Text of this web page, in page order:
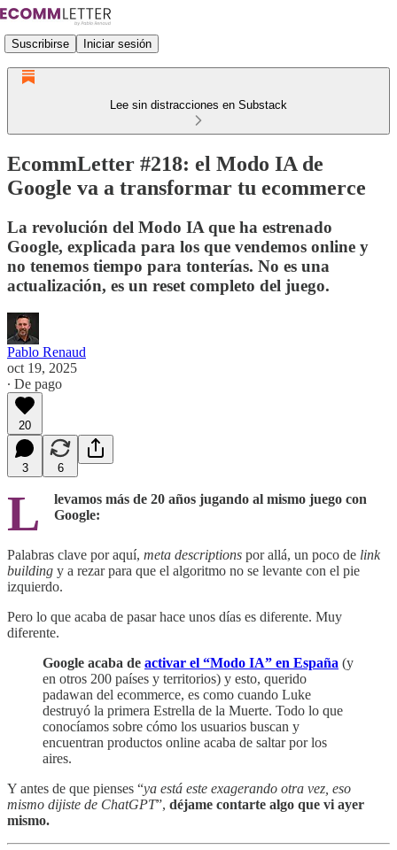
Suscribirse Iniciar sesión
Lee sin distracciones en Substack
EcommLetter #218: el Modo IA de
Google va a transformar tu ecommerce
La revolución del Modo IA que ha estrenado
Google, explicada para los que vendemos online y
no tenemos tiempo para tonterías. No es una
actualización, es un reset completo del juego.
Pablo Renaud
oct 19, 2025
∙ De pago
20
3 6
L
levamos más de 20 años jugando al mismo juego con
Google:
Palabras clave por aquí, meta descriptions por allá, un poco de link
building y a rezar para que el algoritmo no se levante con el pie
izquierdo.
Pero lo que acaba de pasar hace unos días es diferente. Muy
diferente.
Google acaba de activar el “Modo IA” en España (y
en otros 200 países y territorios) y esto, querido
padawan del ecommerce, es como cuando Luke
destruyó la primera Estrella de la Muerte. Todo lo que
conocíamos sobre cómo los usuarios buscan y
encuentran productos online acaba de saltar por los
aires.
Y antes de que pienses “ya está este exagerando otra vez, eso
mismo dijiste de ChatGPT”, déjame contarte algo que vi ayer
mismo.